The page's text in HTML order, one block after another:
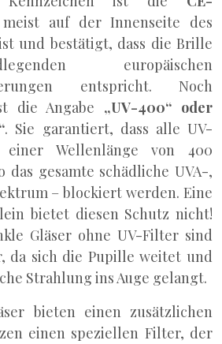
auf der Innenseite des
und bestätigt, dass die Brille
europäischen
entspricht. Noch
die Angabe „UV-400“ oder
. Sie garantiert, dass alle UV-
Wellenlänge von 400
das gesamte schädliche UVA-,
– blockiert werden. Eine
bietet diesen Schutz nicht!
Gläser ohne UV-Filter sind
da sich die Pupille weitet und
Strahlung ins Auge gelangt.
bieten einen zusätzlichen
einen speziellen Filter, der